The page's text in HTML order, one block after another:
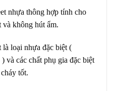
nhựa thông hợp tính cho
và không hút ẩm.
loại nhựa đặc biệt (
và các chất phụ gia đặc biệt
tốt.